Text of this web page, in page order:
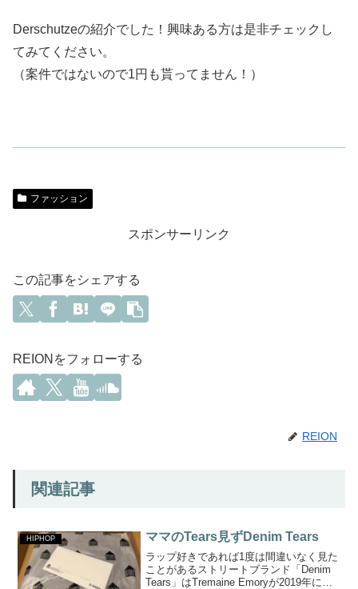
Derschutzeの紹介でした！興味ある方は是非チェックし
てみてください。
（案件ではないので1円も貰ってません！）
ファッション
スポンサーリンク
この記事をシェアする
REIONをフォローする
REION
関連記事
HIPHOP ママのTears見ずDenim Tears
ラップ好きであれば1度は間違いなく見た
ことがあるストリートブランド「Denim
Tears」はTremaine Emoryが2019年に創